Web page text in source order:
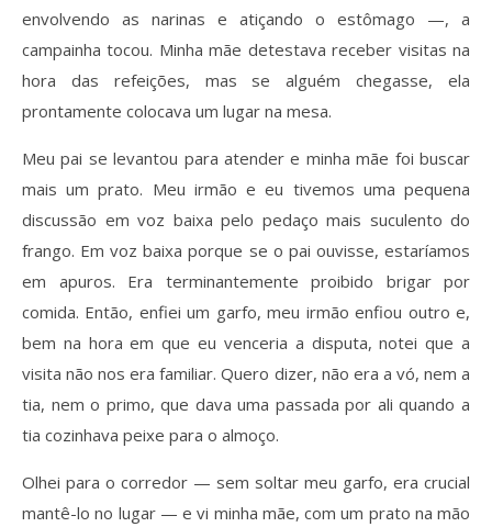
envolvendo as narinas e atiçando o estômago —, a
campainha tocou. Minha mãe detestava receber visitas na
hora das refeições, mas se alguém chegasse, ela
prontamente colocava um lugar na mesa.
Meu pai se levantou para atender e minha mãe foi buscar
mais um prato. Meu irmão e eu tivemos uma pequena
discussão em voz baixa pelo pedaço mais suculento do
frango. Em voz baixa porque se o pai ouvisse, estaríamos
em apuros. Era terminantemente proibido brigar por
comida. Então, enfiei um garfo, meu irmão enfiou outro e,
bem na hora em que eu venceria a disputa, notei que a
visita não nos era familiar. Quero dizer, não era a vó, nem a
tia, nem o primo, que dava uma passada por ali quando a
tia cozinhava peixe para o almoço.
Olhei para o corredor — sem soltar meu garfo, era crucial
mantê-lo no lugar — e vi minha mãe, com um prato na mão